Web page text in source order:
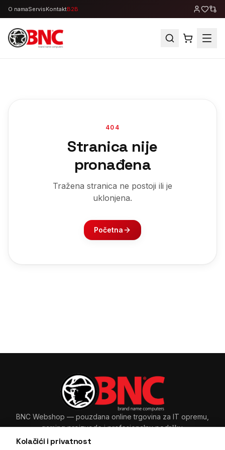
O namaServisKontaktB2B
Kolačići i privatnost
404
Stranica nije
pronađena
Tražena stranica ne postoji ili je
uklonjena.
Početna
BNC Webshop — pouzdana online trgovina za IT opremu,
gaming proizvode i profesionalnu podršku.